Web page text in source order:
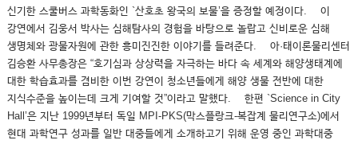
신기한 스쿨버스 과학동화인 `산호초 왕국의 보물’을 증정할 예정이다. 이
강연에서 김웅서 박사는 심해탐사의 경험을 바탕으로 놀랍고 신비로운 심해
생명체와 광물자원에 관한 흥미진진한 이야기를 들려준다. 아·태이론물리센터
김승환 사무총장은 “호기심과 상상력을 자극하는 바다 속 세계와 해양생태계에
대한 학습효과를 겸비한 이번 강연이 청소년들에게 해양 생물 전반에 대한
지식수준을 높이는데 크게 기여할 것”이라고 말했다. 한편 `Science in City
Hall’은 지난 1999년부터 독일 MPI-PKS(막스플랑크-복잡계 물리연구소)에서
현대 과학연구 성과를 일반 대중들에게 소개하고기 위해 운영 중인 과학대중